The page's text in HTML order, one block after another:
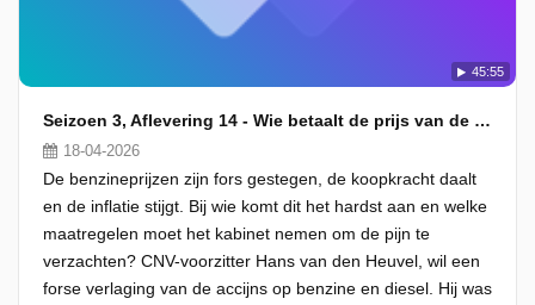
45:55
Seizoen 3, Aflevering 14 - Wie betaalt de prijs van de economische crisis?
18-04-2026
De benzineprijzen zijn fors gestegen, de koopkracht daalt
en de inflatie stijgt. Bij wie komt dit het hardst aan en welke
maatregelen moet het kabinet nemen om de pijn te
verzachten? CNV-voorzitter Hans van den Heuvel, wil een
forse verlaging van de accijns op benzine en diesel. Hij was